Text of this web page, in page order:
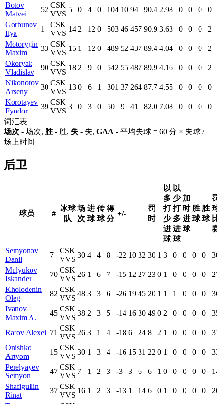
Botov
Matvei
52
CSK
VVS
5 0 4 0 104 10 94 90.4 2.98 0 0 0
0
Gorbunov
Ilya
1
CSK
VVS
14 2 12 0 503 46 457 90.9 3.63 0 0 0
2
Motorygin
Maxim
33
CSK
VVS
15 1 12 0 489 52 437 89.4 4.04 0 0 0
2
Okoryak
Vladislav
90
CSK
VVS
18 2 9 0 542 55 487 89.9 4.16 0 0 0
2
Nikonorov
Arseny
30
CSK
VVS
13 0 6 1 301 37 264 87.7 4.55 0 0 0
0
Korotayev
Fyodor
39
CSK
VVS
3 0 3 0 50 9 41 82.0 7.08 0 0 0
0
词汇表
场次 - 场次, 胜 - 胜, 失 - 失, GAA - 平均失球 = 60 分 × 失球 /
场上时间
后卫
球员 #
冰球
队
场
次
进
球
传
球
得
分
+/-
罚
时
以
多
打
少
进
球
以
少
打
多
进
球
加
时
进
球
胜
球
胜
球
Semyonov
Danil
7
CSK
VVS
30 4 4 8 -22 10 32 30 1 3 0 0 0 0
Mulyukov
Iskander
70
CSK
VVS
26 1 6 7 -15 12 27 23 0 1 0 0 0 0
Kholodenin
Oleg
82
CSK
VVS
48 3 3 6 -26 19 45 20 1 1 1 0 0 0
Ivanov
Maxim A.
45
CSK
VVS
38 2 3 5 -14 16 30 49 0 2 0 0 0 0
Rarov Alexei 71
CSK
VVS
26 3 1 4 -18 6 24 8 2 1 0 0 0 0
Onishko
Artyom
15
CSK
VVS
30 1 3 4 -16 15 31 22 0 1 0 0 0 0
Perelyayev
Semyon
47
CSK
VVS
7 1 2 3 -3 3 6 6 1 0 0 0 0 0
Shafigullin
Rinat
37
CSK
VVS
16 1 2 3 -13 1 14 6 0 1 0 0 0 0